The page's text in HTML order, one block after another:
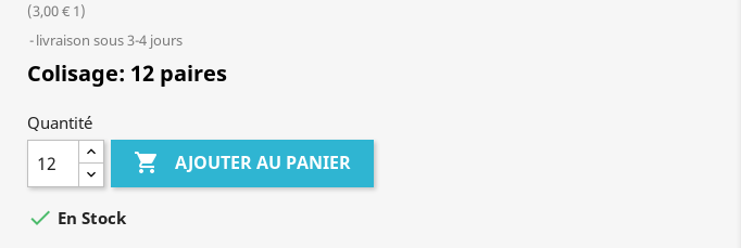
(3,00 € 1)
livraison sous 3-4 jours
Colisage: 12 paires
Quantité
 AJOUTER AU PANIER
 En Stock